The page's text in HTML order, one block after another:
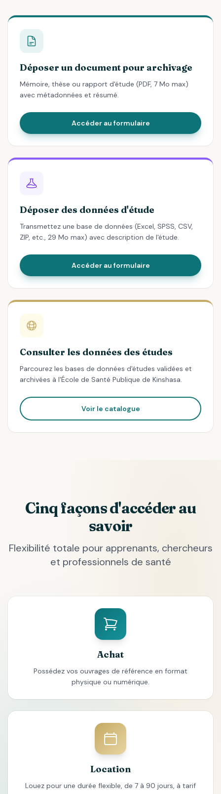
Déposer un document pour archivage
Mémoire, thèse ou rapport d'étude (PDF, 7 Mo max)
avec métadonnées et résumé.
Accéder au formulaire
Déposer des données d'étude
Transmettez une base de données (Excel, SPSS, CSV,
ZIP, etc., 29 Mo max) avec description de l'étude.
Accéder au formulaire
Consulter les données des études
Parcourez les bases de données d'études validées et
archivées à l'École de Santé Publique de Kinshasa.
Voir le catalogue
Cinq façons d'accéder au
savoir
Flexibilité totale pour apprenants, chercheurs
et professionnels de santé
Achat
Possédez vos ouvrages de référence en format
physique ou numérique.
Location
Louez pour une durée flexible, de 7 à 90 jours, à tarif